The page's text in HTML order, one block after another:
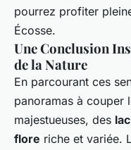
pourrez profiter
Écosse.
Une Conclusion
de la Nature
En parcourant ces
panoramas à couper
majestueuses, des
flore riche et variée.